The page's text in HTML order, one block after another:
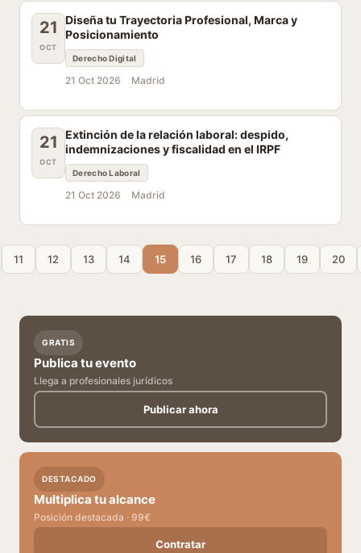
21
OCT
Diseña tu Trayectoria Profesional, Marca y
Posicionamiento
Derecho Digital
21 Oct 2026 Madrid
21
OCT
Extinción de la relación laboral: despido,
indemnizaciones y fiscalidad en el IRPF
Derecho Laboral
21 Oct 2026 Madrid
11 12 13 14 15 16 17 18 19 20
GRATIS
Publica tu evento
Llega a profesionales jurídicos
Publicar ahora
DESTACADO
Multiplica tu alcance
Posición destacada · 99€
Contratar